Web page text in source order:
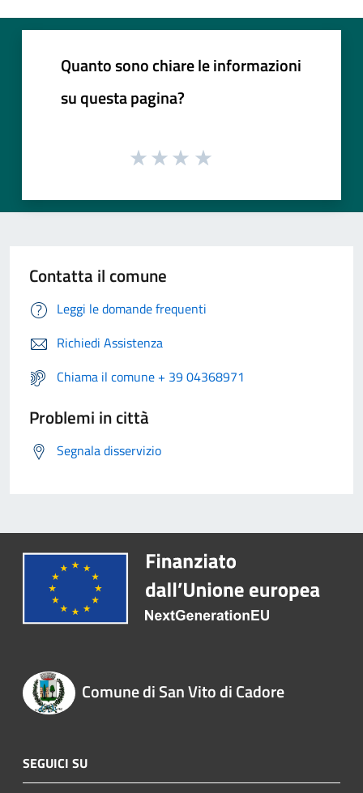
Quanto sono chiare le informazioni
su questa pagina?
Contatta il comune
Leggi le domande frequenti
Richiedi Assistenza
Chiama il comune + 39 04368971
Problemi in città
Segnala disservizio
Comune di San Vito di Cadore
SEGUICI SU